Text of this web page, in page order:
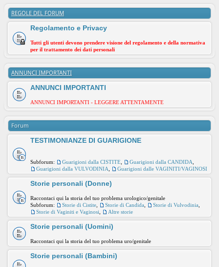
REGOLE DEL FORUM
Regolamento e Privacy
Tutti gli utenti devono prendere visione del regolamento e della normativa
per il trattamento dei dati personali
ANNUNCI IMPORTANTI
ANNUNCI IMPORTANTI
ANNUNCI IMPORTANTI - LEGGERE ATTENTAMENTE
Forum
TESTIMONIANZE DI GUARIGIONE
Subforum: Guarigioni dalla CISTITE Guarigioni dalla CANDIDA
Guarigioni dalla VULVODINIA
Guarigioni dalle VAGINITI/VAGINOSI
Storie personali (Donne)
Raccontaci qui la storia del tuo problema urologico/genitale
Subforum:
Storie di Cistite Storie di Candida Storie di Vulvodinia
Storie di Vaginiti e Vaginosi
Altre storie
Storie personali (Uomini)
Raccontaci qui la storia del tuo problema uro/genitale
Storie personali (Bambini)